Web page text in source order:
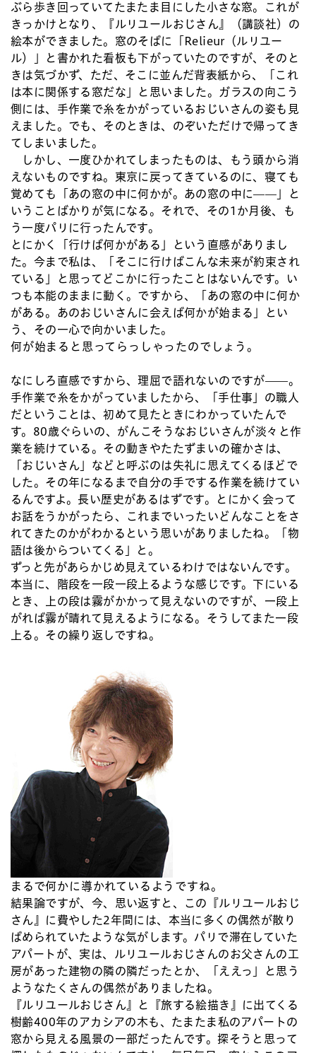
ぶら歩き回っていてたまたま目にした小さな窓。これが
きっかけとなり、『ルリユールおじさん』（講談社）の
絵本ができました。窓のそばに「Relieur（ルリユー
ル）」と書かれた看板も下がっていたのですが、そのと
きは気づかず、ただ、そこに並んだ背表紙から、「これ
は本に関係する窓だな」と思いました。ガラスの向こう
側には、手作業で糸をかがっているおじいさんの姿も見
えました。でも、そのときは、のぞいただけで帰ってき
てしまいました。
しかし、一度ひかれてしまったものは、もう頭から消
えないものですね。東京に戻ってきているのに、寝ても
覚めても「あの窓の中に何かが。あの窓の中に——」と
いうことばかりが気になる。それで、その1か月後、も
う一度パリに行ったんです。
とにかく「行けば何かがある」という直感がありまし
た。今まで私は、「そこに行けばこんな未来が約束され
ている」と思ってどこかに行ったことはないんです。い
つも本能のままに動く。ですから、「あの窓の中に何か
がある。あのおじいさんに会えば何かが始まる」とい
う、その一心で向かいました。
何が始まると思ってらっしゃったのでしょう。
なにしろ直感ですから、理屈で語れないのですが——。
手作業で糸をかがっていましたから、「手仕事」の職人
だということは、初めて見たときにわかっていたんで
す。80歳ぐらいの、がんこそうなおじいさんが淡々と作
業を続けている。その動きやたたずまいの確かさは、
「おじいさん」などと呼ぶのは失礼に思えてくるほどで
した。その年になるまで自分の手でする作業を続けてい
るんですよ。長い歴史があるはずです。とにかく会って
お話をうかがったら、これまでいったいどんなことをさ
れてきたのかがわかるという思いがありましたね。「物
語は後からついてくる」と。
ずっと先があらかじめ見えているわけではないんです。
本当に、階段を一段一段上るような感じです。下にいる
とき、上の段は霧がかかって見えないのですが、一段上
がれば霧が晴れて見えるようになる。そうしてまた一段
上る。その繰り返しですね。
まるで何かに導かれているようですね。
結果論ですが、今、思い返すと、この『ルリユールおじ
さん』に費やした2年間には、本当に多くの偶然が散り
ばめられていたような気がします。パリで滞在していた
アパートが、実は、ルリユールおじさんのお父さんの工
房があった建物の隣の隣だったとか、「ええっ」と思う
ようなたくさんの偶然がありましたね。
『ルリユールおじさん』と『旅する絵描き』に出てくる
樹齢400年のアカシアの木も、たまたま私のアパートの
窓から見える風景の一部だったんです。探そうと思って